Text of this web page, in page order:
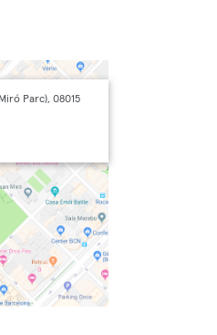
Parc), 08015